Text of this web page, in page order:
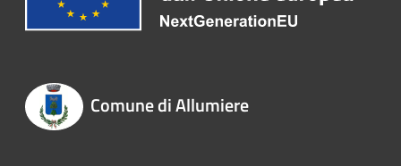
Comune di Allumiere